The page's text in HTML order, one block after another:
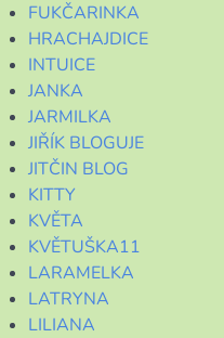
FUKČARINKA
HRACHAJDICE
INTUICE
JANKA
JARMILKA
JIŘÍK BLOGUJE
JITČIN BLOG
KITTY
KVĚTA
KVĚTUŠKA11
LARAMELKA
LATRYNA
LILIANA